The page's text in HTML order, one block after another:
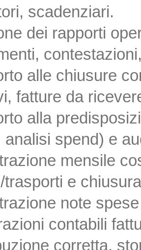
scadenziari.
dei rapporti
alle chiusure
fatture da
alla
analisi spend) e
mensile
trasporti e
note
contabili
corretta,